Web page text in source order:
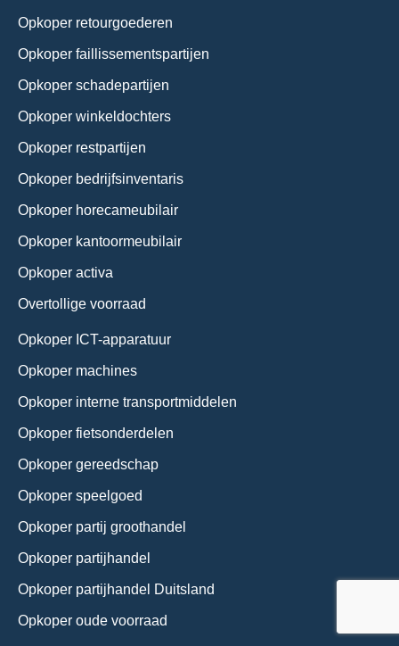
Opkoper retourgoederen
Opkoper faillissementspartijen
Opkoper schadepartijen
Opkoper winkeldochters
Opkoper restpartijen
Opkoper bedrijfsinventaris
Opkoper horecameubilair
Opkoper kantoormeubilair
Opkoper activa
Overtollige voorraad
Opkoper ICT-apparatuur
Opkoper machines
Opkoper interne transportmiddelen
Opkoper fietsonderdelen
Opkoper gereedschap
Opkoper speelgoed
Opkoper partij groothandel
Opkoper partijhandel
Opkoper partijhandel Duitsland
Opkoper oude voorraad